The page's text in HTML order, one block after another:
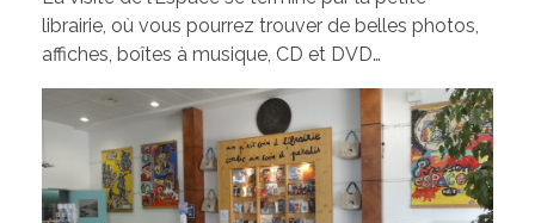
librairie, où vous pourrez trouver de belles photos,
affiches, boîtes à musique, CD et DVD…